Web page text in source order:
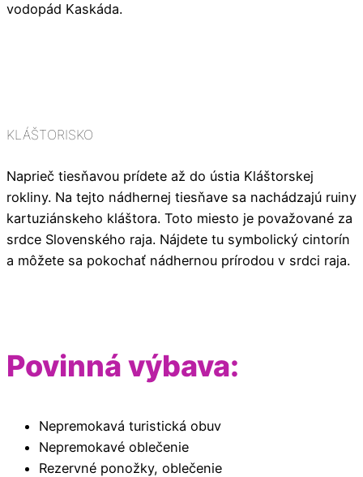
vodopád Kaskáda.
KLÁŠTORISKO
Naprieč tiesňavou prídete až do ústia Kláštorskej
rokliny. Na tejto nádhernej tiesňave sa nachádzajú ruiny
kartuziánskeho kláštora. Toto miesto je považované za
srdce Slovenského raja. Nájdete tu symbolický cintorín
a môžete sa pokochať nádhernou prírodou v srdci raja.
Povinná výbava:
Nepremokavá turistická obuv
Nepremokavé oblečenie
Rezervné ponožky, oblečenie